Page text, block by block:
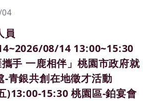
別)
員
08/14 13:00~15:30
手 一鹿相伴」桃園市政府就
-青銀共創在地徵才活動
)13:00-15:30 桃園區-鉑宴會